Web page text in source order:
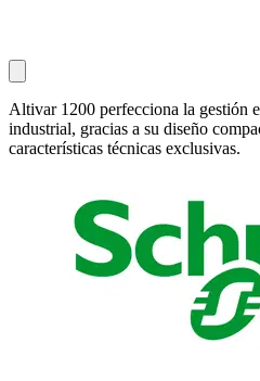
Altivar 1200 perfecciona la gestión
industrial, gracias a su diseño
características técnicas exclusivas.